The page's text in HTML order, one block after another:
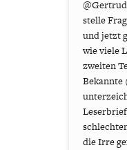
stelle
und jetzt
wie viele
zweiten
Bekannte
die Irre